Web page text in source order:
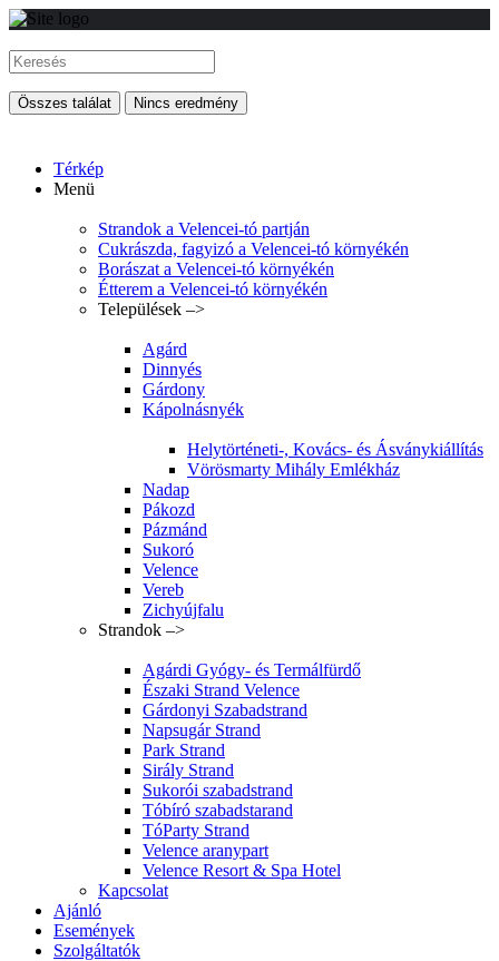
Összes találat Nincs eredmény
Térkép
Menü
Strandok a Velencei-tó partján
Cukrászda, fagyizó a Velencei-tó környékén
Borászat a Velencei-tó környékén
Étterem a Velencei-tó környékén
Települések –>
Agárd
Dinnyés
Gárdony
Kápolnásnyék
Helytörténeti-, Kovács- és Ásványkiállítás
Vörösmarty Mihály Emlékház
Nadap
Pákozd
Pázmánd
Sukoró
Velence
Vereb
Zichyújfalu
Strandok –>
Agárdi Gyógy- és Termálfürdő
Északi Strand Velence
Gárdonyi Szabadstrand
Napsugár Strand
Park Strand
Sirály Strand
Sukorói szabadstrand
Tóbíró szabadstarand
TóParty Strand
Velence aranypart
Velence Resort & Spa Hotel
Kapcsolat
Ajánló
Események
Szolgáltatók